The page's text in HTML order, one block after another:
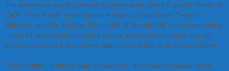
Tite anunciou a sua lista oficial de convocados para a Copa do Mundo do
Catar. Essa é mais uma importante etapa no caminho da Seleção
Brasileira rumo às disputas do mundial. A “Amarelinha” estreia em campo
no dia 24 de novembro, contra a Sérvia, e neste texto vamos falar um
pouco mais sobre o que esperar das convocações do professor Adenor.
Como sempre, entre os seus convocados, a Seleção Brasileira conta